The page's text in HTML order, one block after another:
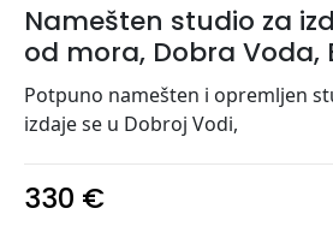
Namešten studio za
od mora, Dobra Voda,
Potpuno namešten i opremljen
izdaje se u Dobroj Vodi,
330 €